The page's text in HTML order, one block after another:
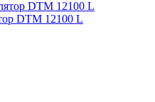
DTM 12100 L